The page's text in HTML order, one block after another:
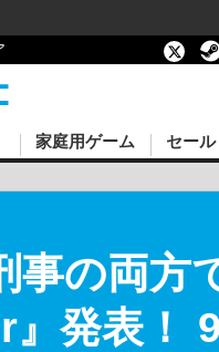
家庭用ゲーム セー
事の両方
』発表！